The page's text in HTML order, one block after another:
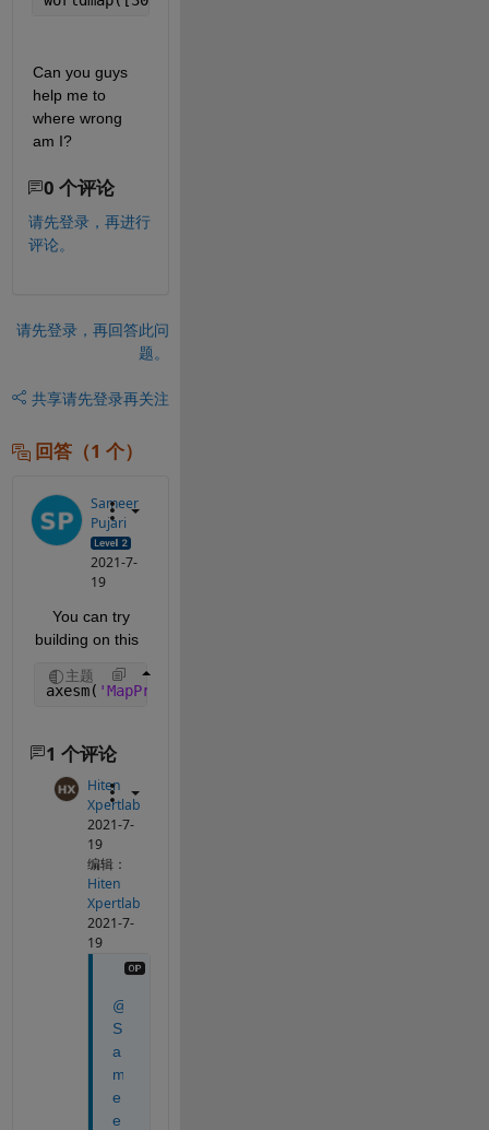
Can you guys
help me to
where wrong
am I?
0 个评论
请先登录，再进行
评论。
请先登录，再回答此问
题。
共享请先登录再关注
回答（1 个）
Sameer
Pujari
2021-7-
19
    You can try
building on this
主题
axesm( 'MapProjection'
1 个评论
Hiten
Xpertlab
2021-7-
19
编辑：
Hiten
Xpertlab
2021-7-
19
@
S
a
m
e
e